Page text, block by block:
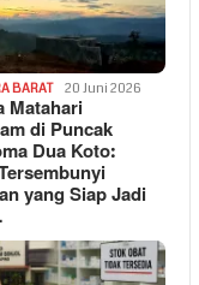
BARAT 20 Juni 2026
Matahari
di Puncak
Dua Koto:
yang Siap Jadi